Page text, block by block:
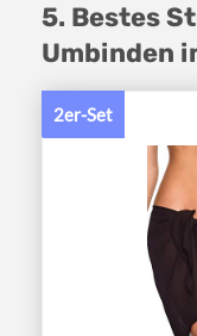
5. Bestes
Umbinden
2er-Set